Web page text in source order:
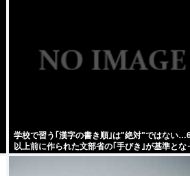
学校で習う｢漢字の書き順｣は"絶対"ではない
以上前に作られた文部省の｢手びき｣が基準とな
ワケ